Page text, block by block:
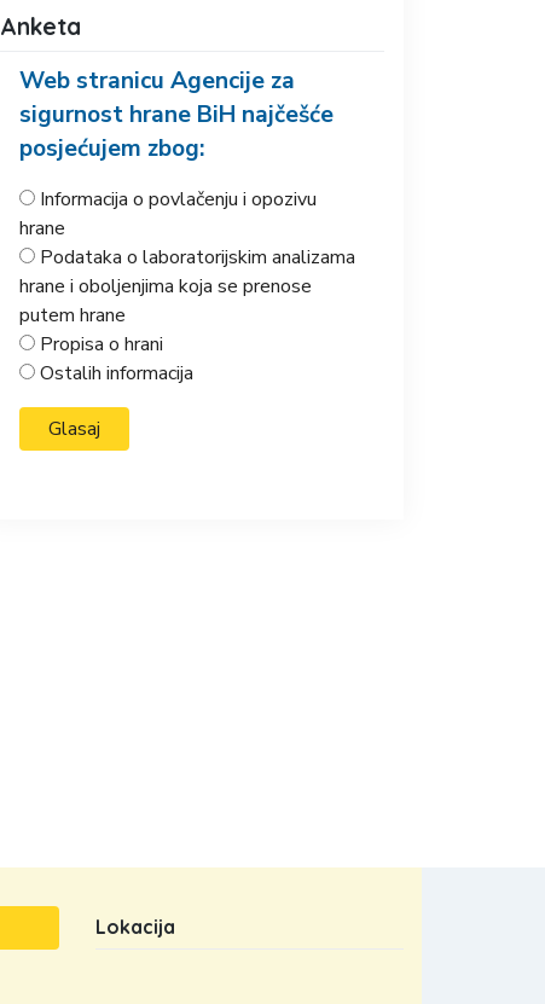
Anketa
Web stranicu Agencije za
sigurnost hrane BiH najčešće
posjećujem zbog:
Informacija o povlačenju i opozivu
hrane
Podataka o laboratorijskim analizama
hrane i oboljenjima koja se prenose
putem hrane
Propisa o hrani
Ostalih informacija
Lokacija